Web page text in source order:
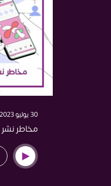
30 يوليو 2023
مخاطر نشر